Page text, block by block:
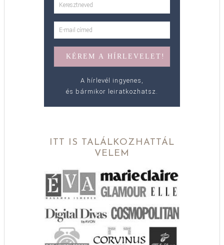
A hírlevél ingyenes,
és bármikor leiratkozhatsz.
ITT IS TALÁLKOZHATTÁL
VELEM